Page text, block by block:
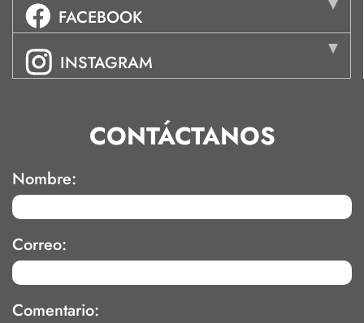
FACEBOOK
INSTAGRAM
CONTÁCTANOS
Nombre:
Correo:
Comentario: